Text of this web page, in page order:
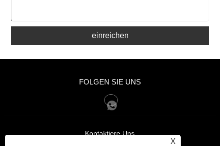
einreichen
FOLGEN SIE UNS
Kontaktiere Uns
X